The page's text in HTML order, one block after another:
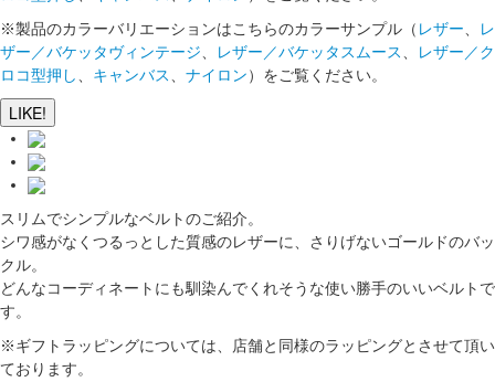
※製品のカラーバリエーションはこちらのカラーサンプル（ レザー
レ
ザー／バケッタヴィンテージ
レザー／バケッタスムース
レザー／ク
ロコ型押し
キャンバス ナイロン）をご覧ください。
LIKE!
スリムでシンプルなベルトのご紹介。
シワ感がなくつるっとした質感のレザーに、さりげないゴールドのバッ
クル。
どんなコーディネートにも馴染んでくれそうな使い勝手のいいベルトで
す。
※ギフトラッピングについては、店舗と同様のラッピングとさせて頂い
ております。